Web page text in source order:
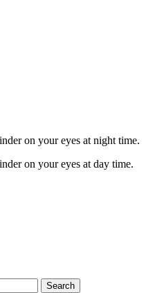
on your eyes at night time.
on your eyes at day time.
Search